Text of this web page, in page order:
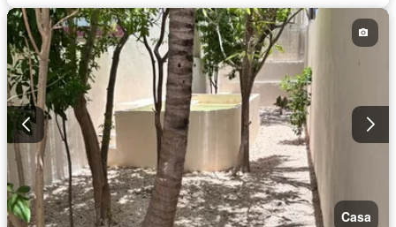
Seguridad
Parcialmente amueblado
Casa